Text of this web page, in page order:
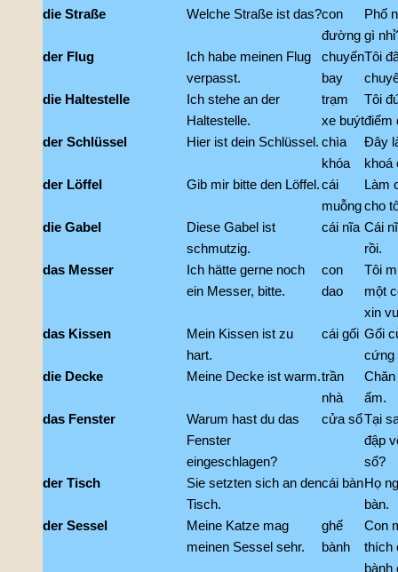
die Straße
Welche Straße ist das?con
đường
Phố
gì
der Flug
Ich habe meinen Flug
verpasst.
chuyến
bay
Tôi
die Haltestelle
Ich stehe an der
Haltestelle.
trạm
xe buýt
Tôi
điểm
der Schlüssel
Hier ist dein Schlüssel. chìa
khóa
Đây
khoá
der Löffel
Gib mir bitte den Löffel.cái
muỗng
Làm
cho
die Gabel
Diese Gabel ist
schmutzig.
cái nĩa Cái
rồi.
das Messer
Ich hätte gerne noch
ein Messer, bitte.
con
dao
Tôi
một
xin
das Kissen
Mein Kissen ist zu
hart.
cái gối Gối
cứng
die Decke
Meine Decke ist warm.trần
nhà
Chăn
ấm.
das Fenster
Warum hast du das
Fenster
eingeschlagen?
cửa sổTại
đập
sổ?
der Tisch
Sie setzten sich an den
Tisch.
cái bànHọ
bàn.
der Sessel
Meine Katze mag
meinen Sessel sehr.
ghế
bành
Con
thích
bành